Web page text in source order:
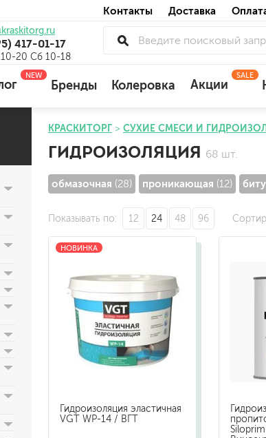
Контакты Доставка
417-01-17
10-20 Сб 10-18
NEW
для наружных работ
для внутренних работ
универсальные
отбеливающие
для
по
по
универсальные
бетоноконтакт и для сложных поверхностей
для древесины
антикорозийные
под декоративные штукатурки
для гипсокартона
для
для
Бренды Колеровка Акции
SALE
КРАСКИТОРГ СУХИЕ СМЕСИ И
ГИДРОИЗОЛЯЦИЯ 68 шт.
обмазочная (28) проникающая (12)
Показывать по 12 24 48 96
НОВИНКА
Гидроизоляция эластичная
VGT WP-14 / ВГТ